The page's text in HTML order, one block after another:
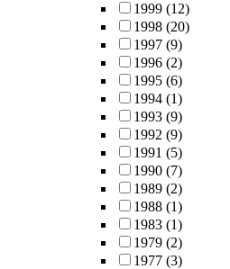
1999 (12)
1998 (20)
1997 (9)
1996 (2)
1995 (6)
1994 (1)
1993 (9)
1992 (9)
1991 (5)
1990 (7)
1989 (2)
1988 (1)
1983 (1)
1979 (2)
1977 (3)